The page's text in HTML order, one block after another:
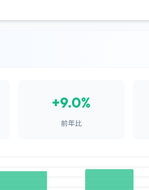
+9.0%
前年比